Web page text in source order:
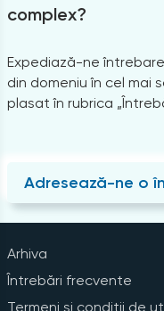
complex?
Expediază-ne
din domeniu în cel mai
plasat în rubrica
Adresează-ne o
Arhiva
Întrebări frecvente
Termeni și condiții de